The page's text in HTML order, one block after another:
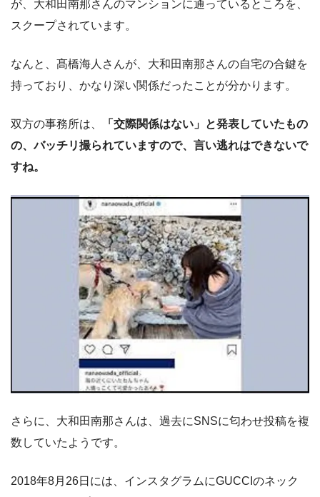
が、大和田南那さんのマンションに通っているところを、
スクープされています。
なんと、髙橋海人さんが、大和田南那さんの自宅の合鍵を
持っており、かなり深い関係だったことが分かります。
双方の事務所は、
「交際関係はない」と発表していたもの
の、バッチリ撮られていますので、言い逃れはできないで
すね。
さらに、大和田南那さんは、過去にSNSに匂わせ投稿を複
数していたようです。
2018年8月26日には、インスタグラムにGUCCIのネック